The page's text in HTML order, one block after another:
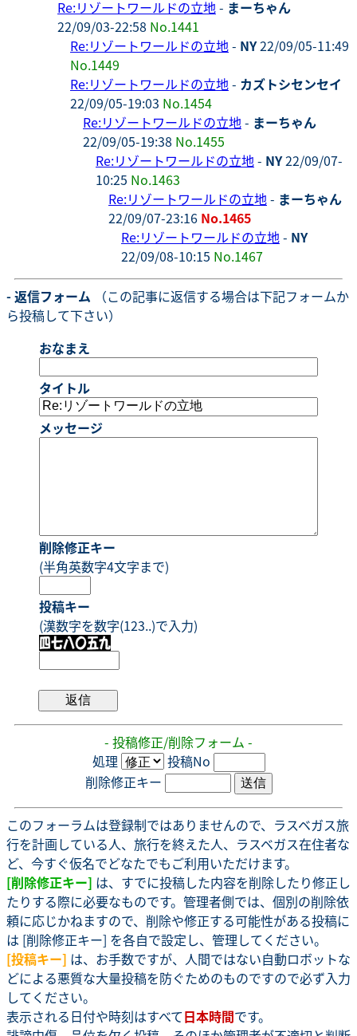
Re:リゾートワールドの立地- まーちゃん
22/09/03-22:58 No.1441
Re:リゾートワールドの立地- NY22/09/05-11:49
No.1449
Re:リゾートワールドの立地- カズトシセンセイ
22/09/05-19:03 No.1454
Re:リゾートワールドの立地- まーちゃん
22/09/05-19:38 No.1455
Re:リゾートワールドの立地- NY22/09/07-
10:25 No.1463
Re:リゾートワールドの立地- まーちゃん
22/09/07-23:16 No.1465
Re:リゾートワールドの立地- NY
22/09/08-10:15 No.1467
- 返信フォーム （この記事に返信する場合は下記フォームか
ら投稿して下さい）
おなまえ
タイトル
メッセージ
削除修正キー
(半角英数字4文字まで)
投稿キー
(漢数字を数字(123..)で入力)
- 投稿修正/削除フォーム -
処理
投稿No
削除修正キー
このフォーラムは登録制ではありませんので、ラスベガス旅
行を計画している人、旅行を終えた人、ラスベガス在住者な
ど、今すぐ仮名でどなたでもご利用いただけます。
[削除修正キー] は、すでに投稿した内容を削除したり修正し
たりする際に必要なものです。管理者側では、個別の削除依
頼に応じかねますので、削除や修正する可能性がある投稿に
は [削除修正キー] を各自で設定し、管理してください。
[投稿キー] は、お手数ですが、人間ではない自動ロボットな
どによる悪質な大量投稿を防ぐためのものですので必ず入力
してください。
表示される日付や時刻はすべて日本時間です。